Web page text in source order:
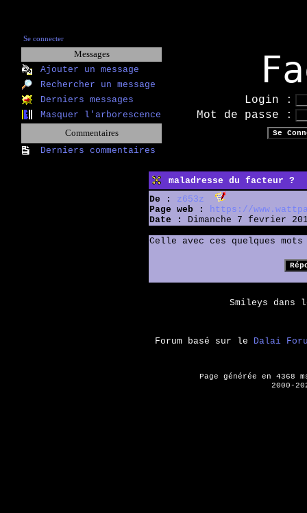
Se connecter
Messages
Ajouter un message
Rechercher un message
Derniers messages
Login :
Masquer l'arborescence Mot de passe :
Commentaires
Derniers commentaires
maladresse du facteur ?
De :
z653z
Page web :
https://
Date :
Dimanche 7 fevrier
Celle avec ces quelques mots
Smileys dans
Forum basé sur le Dalai
Page générée en 4368
2000-